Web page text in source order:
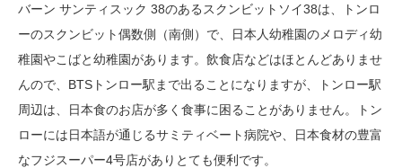
バーン サンティスック 38のあるスクンビットソイ38は、トンロ
ーのスクンビット偶数側（南側）で、日本人幼稚園のメロディ幼
稚園やこばと幼稚園があります。飲食店などはほとんどありませ
んので、BTSトンロー駅まで出ることになりますが、トンロー駅
周辺は、日本食のお店が多く食事に困ることがありません。トン
ローには日本語が通じるサミティベート病院や、日本食材の豊富
なフジスーパー4号店がありとても便利です。